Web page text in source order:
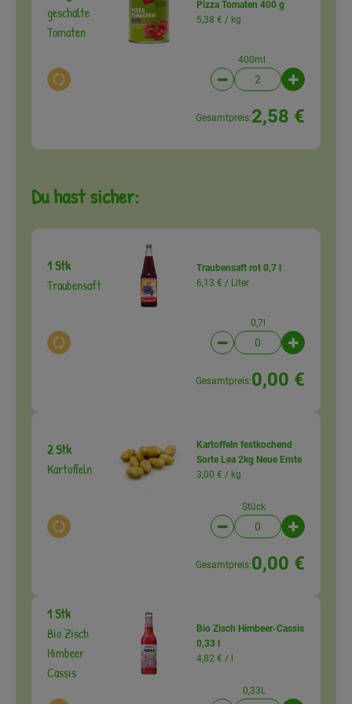
geschälte
Tomaten
Auswahl ändern
Pizza Tomaten 400 g
5,38 € / kg
400ml
Artikelanzahl
Gesamtpreis:2,58 €
Du hast sicher:
1 Stk
Traubensaft
Auswahl ändern
Traubensaft rot 0,7 l
6,13 € / Liter
0,7l
Artikelanzahl
Gesamtpreis:0,00 €
2 Stk
Kartoffeln
Auswahl ändern
Kartoffeln festkochend
Sorte Lea 2kg Neue Ernte
3,00 € / kg
Stück
Artikelanzahl
Gesamtpreis:0,00 €
1 Stk
Bio Zisch
Himbeer
Cassis
Bio Zisch Himbeer-Cassis
0,33 l
4,82 € / l
0,33L